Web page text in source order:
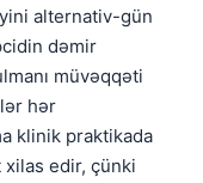
alternativ-gün
dəmir
müvəqqəti
hər
klinik praktikada
edir, çünki